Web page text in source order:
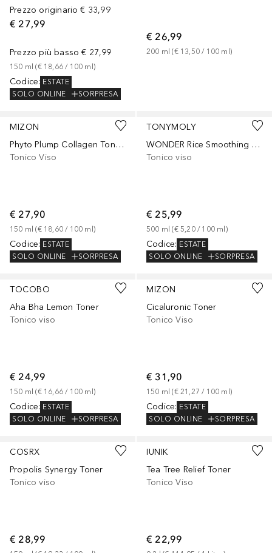
Prezzo originario € 33,99
€ 27,99
Prezzo più basso € 27,99
150 ml (€ 18,66 / 100 ml )
Codice: ESTATE
SOLO ONLINE
SORPRESA
€ 26,99
200 ml (€ 13,50 / 100 ml )
MIZON
Phyto Plump Collagen Toner 150Ml
Tonico Viso
€ 27,90
150 ml (€ 18,60 / 100 ml )
Codice: ESTATE
SOLO ONLINE
SORPRESA
TONYMOLY
WONDER Rice Smoothing Toner
Tonico viso
€ 25,99
500 ml (€ 5,20 / 100 ml )
Codice: ESTATE
SOLO ONLINE
SORPRESA
TOCOBO
Aha Bha Lemon Toner
Tonico viso
€ 24,99
150 ml (€ 16,66 / 100 ml )
Codice: ESTATE
SOLO ONLINE
SORPRESA
MIZON
Cicaluronic Toner
Tonico Viso
€ 31,90
150 ml (€ 21,27 / 100 ml )
Codice: ESTATE
SOLO ONLINE
SORPRESA
COSRX
Propolis Synergy Toner
Tonico viso
€ 28,99
IUNIK
Tea Tree Relief Toner
Tonico Viso
€ 22,99